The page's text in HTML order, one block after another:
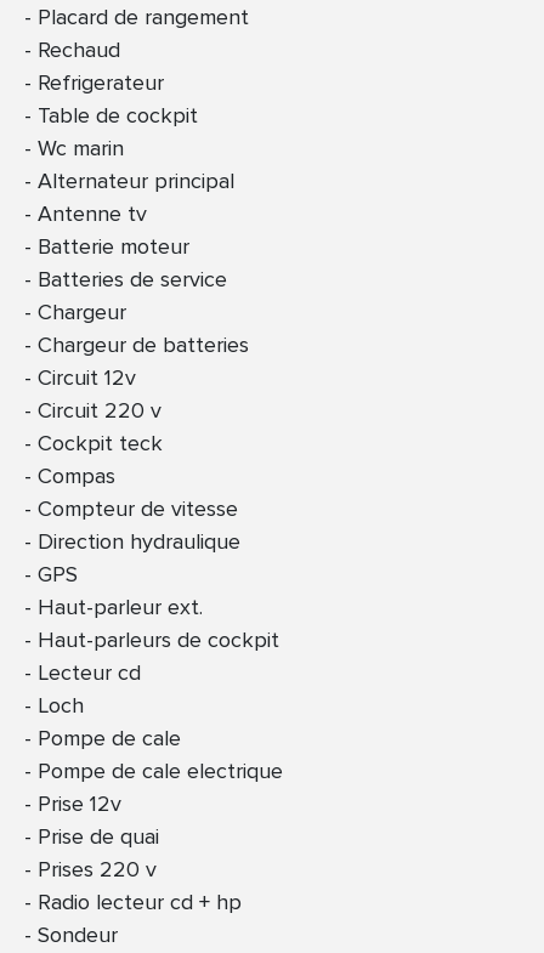
Placard de rangement
Rechaud
Refrigerateur
Table de cockpit
Wc marin
Alternateur principal
Antenne tv
Batterie moteur
Batteries de service
Chargeur
Chargeur de batteries
Circuit 12v
Circuit 220 v
Cockpit teck
Compas
Compteur de vitesse
Direction hydraulique
GPS
Haut-parleur ext.
Haut-parleurs de cockpit
Lecteur cd
Loch
Pompe de cale
Pompe de cale electrique
Prise 12v
Prise de quai
Prises 220 v
Radio lecteur cd + hp
Sondeur